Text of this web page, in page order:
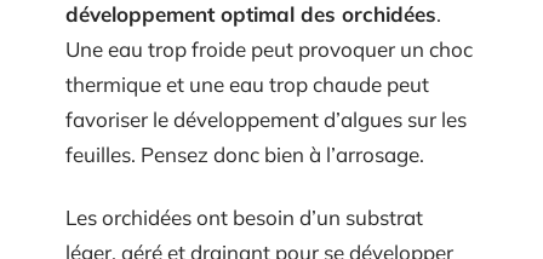
développement optimal des orchidées.
Une eau trop froide peut provoquer un choc
thermique et une eau trop chaude peut
favoriser le développement d’algues sur les
feuilles. Pensez donc bien à l’arrosage.
Les orchidées ont besoin d’un substrat
léger, aéré et drainant pour se développer